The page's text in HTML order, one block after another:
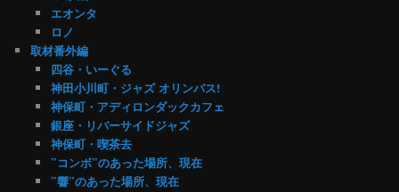
エオンタ
ロノ
取材番外編
四谷・いーぐる
神田小川町・ジャズ オリンパス!
神保町・アディロンダックカフェ
銀座・リバーサイドジャズ
神保町・喫茶去
”コンボ”のあった場所、現在
”響”のあった場所、現在